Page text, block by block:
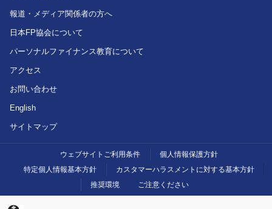
報道・メディア関係者の方へ
日本FP協会について
パーソナルファイナンス教育について
アクセス
お問い合わせ
English
サイトマップ
ウェブサイトご利用条件
個人情報保護方針
特定個人情報基本方針
カスタマーハラスメントに対する基本方針
推奨環境
ご注意ください